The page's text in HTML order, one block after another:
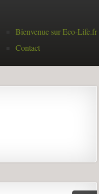
Menu principal
Bienvenue sur Eco-Life.fr
Contact